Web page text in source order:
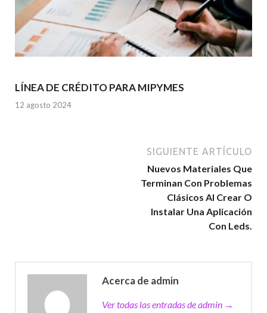
LÍNEA DE CRÉDITO PARA MIPYMES
12 agosto 2024
SIGUIENTE ARTÍCULO
Nuevos Materiales Que
Terminan Con Problemas
Clásicos Al Crear O
Instalar Una Aplicación
Con Leds.
Acerca de admin
Ver todas las entradas de admin →